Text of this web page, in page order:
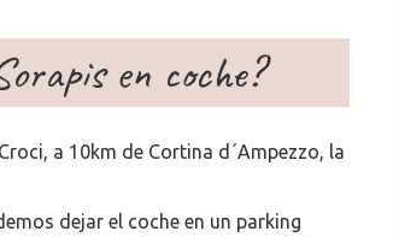
en coche?
a 10km de Cortina d´Ampezzo, la
dejar el coche en un parking